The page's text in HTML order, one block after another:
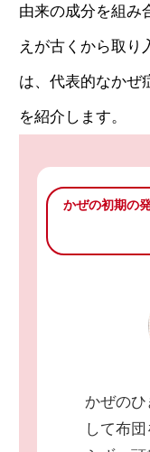
由来の成分を組み
えが古くから取り
は、代表的なかぜ
を紹介します。
かぜの初期の
かぜの
して布